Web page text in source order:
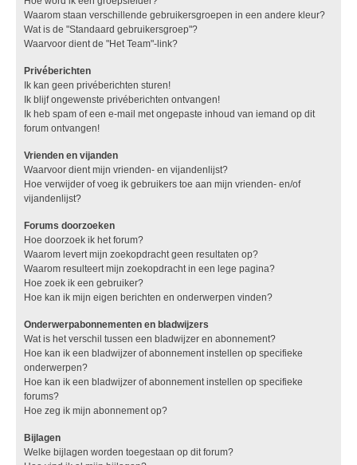
Waarom staan verschillende gebruikersgroepen in een andere kleur?
Wat is de "Standaard gebruikersgroep"?
Waarvoor dient de "Het Team"-link?
Privéberichten
Ik kan geen privéberichten sturen!
Ik blijf ongewenste privéberichten ontvangen!
Ik heb spam of een e-mail met ongepaste inhoud van iemand op dit
forum ontvangen!
Vrienden en vijanden
Waarvoor dient mijn vrienden- en vijandenlijst?
Hoe verwijder of voeg ik gebruikers toe aan mijn vrienden- en/of
vijandenlijst?
Forums doorzoeken
Hoe doorzoek ik het forum?
Waarom levert mijn zoekopdracht geen resultaten op?
Waarom resulteert mijn zoekopdracht in een lege pagina?
Hoe zoek ik een gebruiker?
Hoe kan ik mijn eigen berichten en onderwerpen vinden?
Onderwerpabonnementen en bladwijzers
Wat is het verschil tussen een bladwijzer en abonnement?
Hoe kan ik een bladwijzer of abonnement instellen op specifieke
onderwerpen?
Hoe kan ik een bladwijzer of abonnement instellen op specifieke
forums?
Hoe zeg ik mijn abonnement op?
Bijlagen
Welke bijlagen worden toegestaan op dit forum?